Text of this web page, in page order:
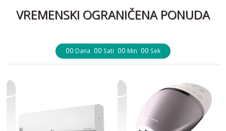
VREMENSKI OGRANIČENA PONUDA
00 Dana 00 Sati 00 Min 00 Sek